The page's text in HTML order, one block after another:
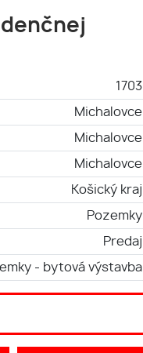
1703
Michalovce
Michalovce
Michalovce
Košický kraj
Pozemky
Predaj
- bytová výstavba